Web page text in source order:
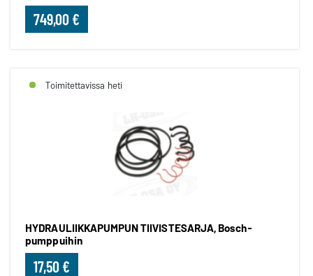
749,00 €
Toimitettavissa heti
HYDRAULIIKKAPUMPUN TIIVISTESARJA, Bosch-
pumppuihin
17,50 €